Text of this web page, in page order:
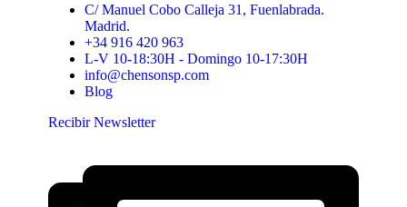
C/ Manuel Cobo Calleja 31, Fuenlabrada.
Madrid.
+34 916 420 963
L-V 10-18:30H - Domingo 10-17:30H
info@chensonsp.com
Blog
Recibir Newsletter